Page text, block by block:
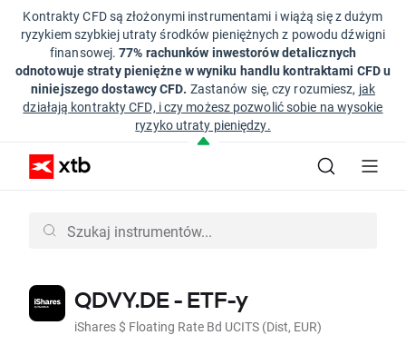
Kontrakty CFD są złożonymi instrumentami i wiążą się z dużym
ryzykiem szybkiej utraty środków pieniężnych z powodu dźwigni
finansowej.77% rachunków inwestorów detalicznych
odnotowuje straty pieniężne w wyniku handlu kontraktami CFD u
niniejszego dostawcy CFD. Zastanów się, czy rozumiesz, jak
działają kontrakty CFD, i czy możesz pozwolić sobie na wysokie
ryzyko utraty pieniędzy.
QDVY.DE - ETF-y
iShares $ Floating Rate Bd UCITS (Dist, EUR)